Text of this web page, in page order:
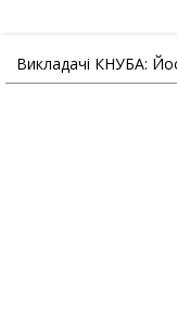
Викладачі КНУБА: